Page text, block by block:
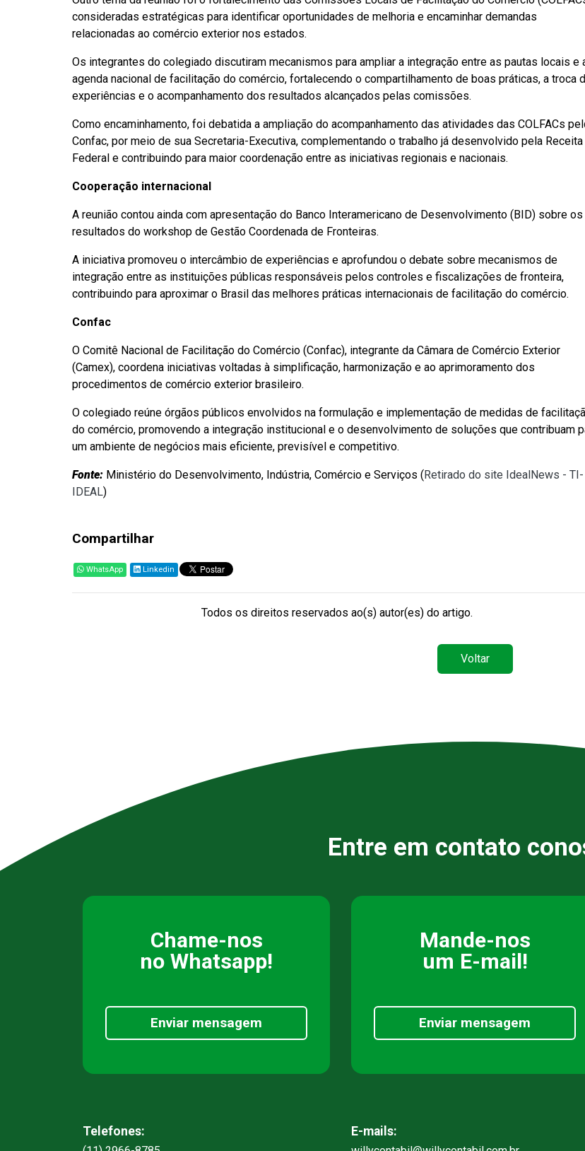
consideradas estratégicas para identificar oportunidades de melhoria e encaminhar demandas
relacionadas ao comércio exterior nos estados.
Os integrantes do colegiado discutiram mecanismos para ampliar a integração entre as pautas locais e
agenda nacional de facilitação do comércio, fortalecendo o compartilhamento de boas práticas, a troca
experiências e o acompanhamento dos resultados alcançados pelas comissões.
Como encaminhamento, foi debatida a ampliação do acompanhamento das atividades das COLFACs
Confac, por meio de sua Secretaria-Executiva, complementando o trabalho já desenvolvido pela Receita
Federal e contribuindo para maior coordenação entre as iniciativas regionais e nacionais.
Cooperação internacional
A reunião contou ainda com apresentação do Banco Interamericano de Desenvolvimento (BID) sobre os
resultados do workshop de Gestão Coordenada de Fronteiras.
A iniciativa promoveu o intercâmbio de experiências e aprofundou o debate sobre mecanismos de
integração entre as instituições públicas responsáveis pelos controles e fiscalizações de fronteira,
contribuindo para aproximar o Brasil das melhores práticas internacionais de facilitação do comércio.
Confac
O Comitê Nacional de Facilitação do Comércio (Confac), integrante da Câmara de Comércio Exterior
(Camex), coordena iniciativas voltadas à simplificação, harmonização e ao aprimoramento dos
procedimentos de comércio exterior brasileiro.
O colegiado reúne órgãos públicos envolvidos na formulação e implementação de medidas de
do comércio, promovendo a integração institucional e o desenvolvimento de soluções que contribuam
um ambiente de negócios mais eficiente, previsível e competitivo.
Fonte: Ministério do Desenvolvimento, Indústria, Comércio e Serviços (Retirado do site IdealNews - TI-
IDEAL)
Compartilhar
WhatsApp Linkedin
Todos os direitos reservados ao(s) autor(es) do artigo.
Voltar
Entre em contato
Chame-nos
no Whatsapp!
Enviar mensagem
Mande-nos
um E-mail!
Enviar mensagem
Telefones: E-mails: